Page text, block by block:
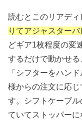
読むとこのリアディ
りてアジャスター
どギア1枚程度の変
するだけで動かせ
「シフターをハン
様からの注文に応
す。シフトケーブ
ていてストッパーに